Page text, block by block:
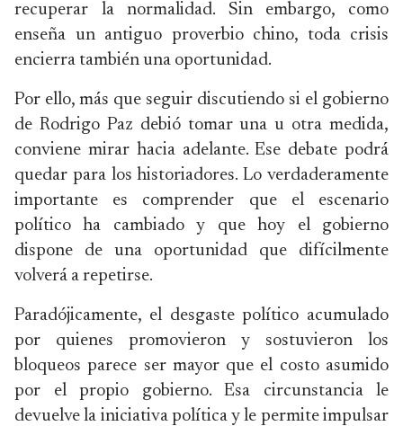
recuperar la normalidad. Sin embargo, como
enseña un antiguo proverbio chino, toda crisis
encierra también una oportunidad.
Por ello, más que seguir discutiendo si el gobierno
de Rodrigo Paz debió tomar una u otra medida,
conviene mirar hacia adelante. Ese debate podrá
quedar para los historiadores. Lo verdaderamente
importante es comprender que el escenario
político ha cambiado y que hoy el gobierno
dispone de una oportunidad que difícilmente
volverá a repetirse.
Paradójicamente, el desgaste político acumulado
por quienes promovieron y sostuvieron los
bloqueos parece ser mayor que el costo asumido
por el propio gobierno. Esa circunstancia le
devuelve la iniciativa política y le permite impulsar